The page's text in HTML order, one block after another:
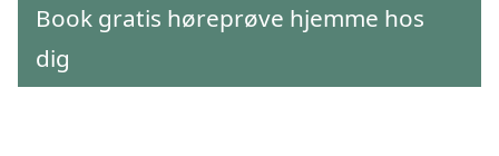
Book gratis høreprøve hjemme hos
dig